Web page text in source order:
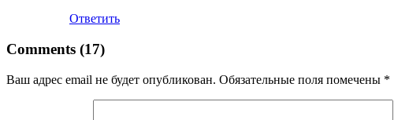
Ответить
Comments (17)
Ваш адрес email не будет опубликован. Обязательные поля помечены *